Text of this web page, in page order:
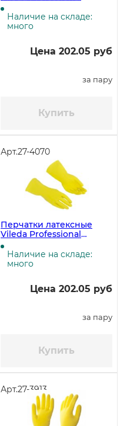
Контракт, размер М,
жёлтые ЧЗ
Наличие на складе:
много
Цена 202.05 руб
за пару
Купить
Арт.27-4070
Перчатки латексные
Vileda Professional
Контракт, размер XL,
жёлтые ЧЗ
Наличие на складе:
много
Цена 202.05 руб
за пару
Купить
Арт.27-3913